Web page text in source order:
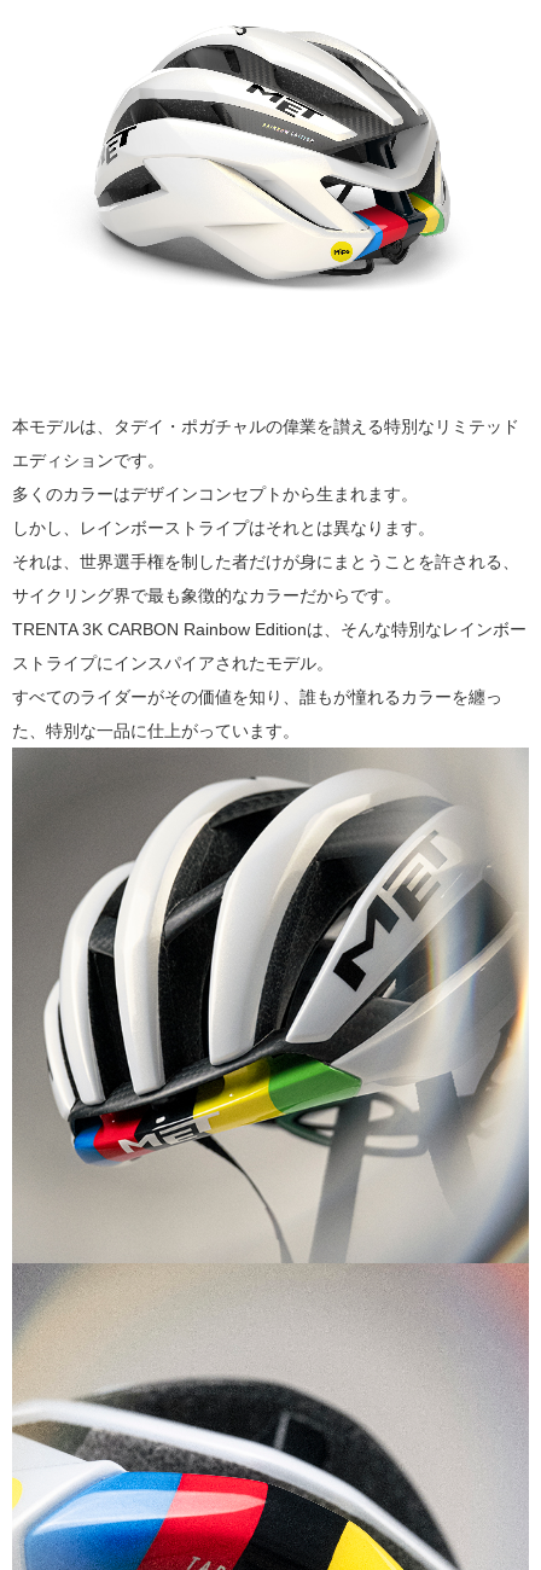
本モデルは、タデイ・ポガチャルの偉業を讃える特別なリミテッド
エディションです。
多くのカラーはデザインコンセプトから生まれます。
しかし、レインボーストライプはそれとは異なります。
それは、世界選手権を制した者だけが身にまとうことを許される、
サイクリング界で最も象徴的なカラーだからです。
TRENTA 3K CARBON Rainbow Editionは、そんな特別なレインボー
ストライプにインスパイアされたモデル。
すべてのライダーがその価値を知り、誰もが憧れるカラーを纏っ
た、特別な一品に仕上がっています。